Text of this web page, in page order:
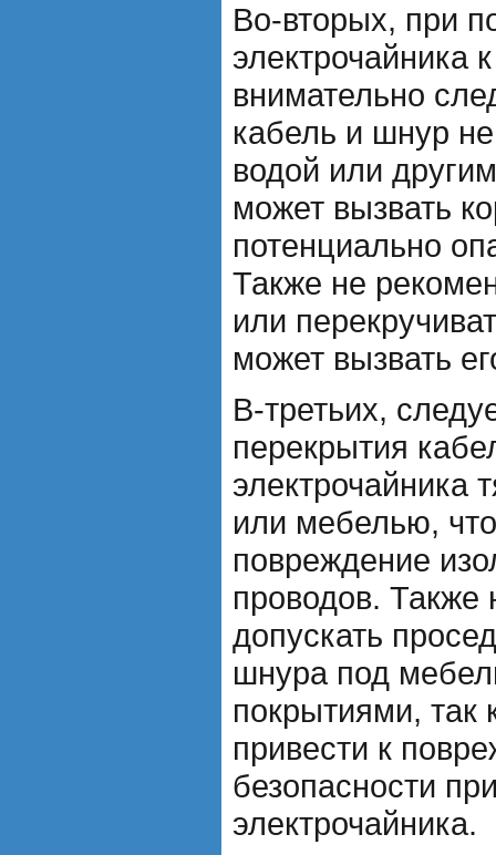
Во-вторых, при
электрочайника
внимательно
кабель и шнур
водой или
может вызвать
потенциально
Также не
или
может вызвать
В-третьих,
перекрытия
электрочайника
или мебелью,
повреждение
проводов. Также
допускать
шнура под
покрытиями, так
привести к
безопасности
электрочайника.